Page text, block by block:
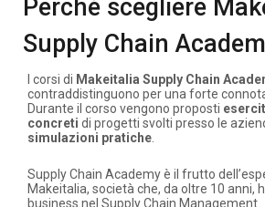
Perché scegliere
Supply Chain
I corsi di Makeitalia Supply Chain
contraddistinguono per una forte
Durante il corso vengono proposti
concreti di progetti svolti presso le
simulazioni pratiche
Supply Chain Academy è il frutto
Makeitalia, società che, da oltre 10 anni,
business nel Supply Chain Management.